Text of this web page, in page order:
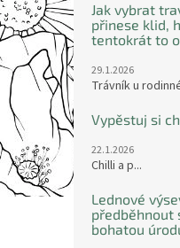
Jak vybrat
přinese klid,
tentokrát to
29.1.2026
Trávník u
Vypěstuj si
22.1.2026
Chilli a p...
Lednové
předběhnout
bohatou